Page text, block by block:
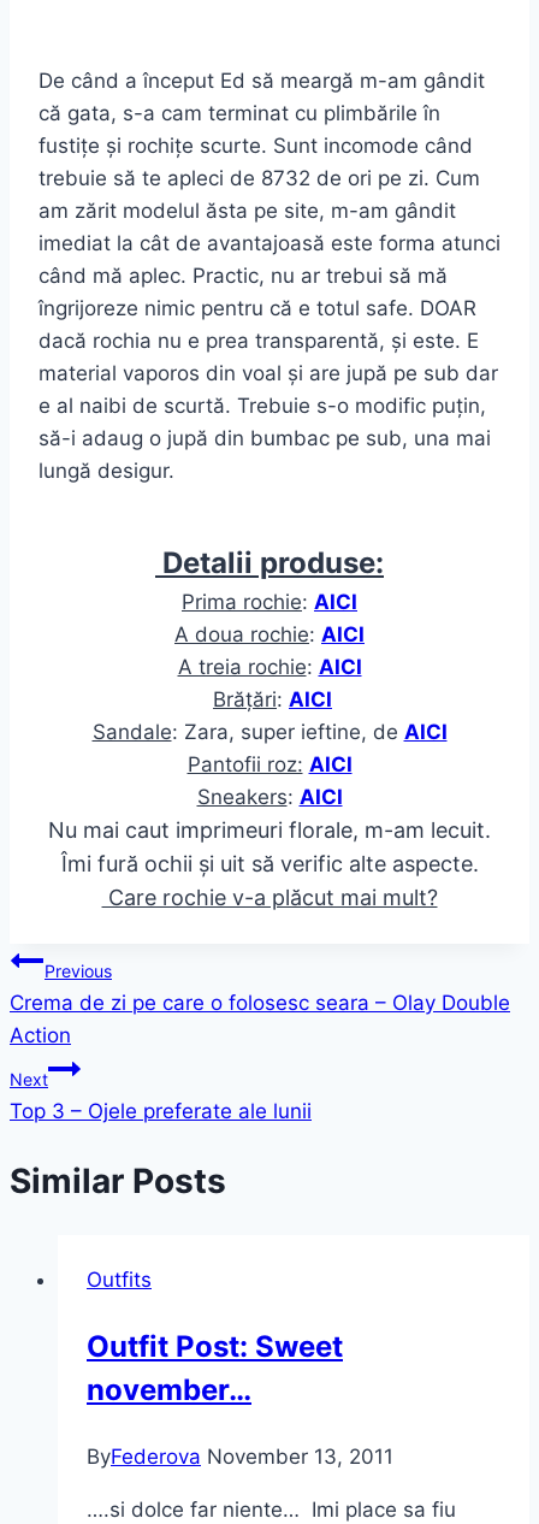
De când a început Ed să meargă m-am gândit
că gata, s-a cam terminat cu plimbările în
fustițe și rochițe scurte. Sunt incomode când
trebuie să te apleci de 8732 de ori pe zi. Cum
am zărit modelul ăsta pe site, m-am gândit
imediat la cât de avantajoasă este forma atunci
când mă aplec. Practic, nu ar trebui să mă
îngrijoreze nimic pentru că e totul safe. DOAR
dacă rochia nu e prea transparentă, și este. E
material vaporos din voal și are jupă pe sub dar
e al naibi de scurtă. Trebuie s-o modific puțin,
să-i adaug o jupă din bumbac pe sub, una mai
lungă desigur.
Detalii produse:
Prima rochie: AICI
A doua rochie: AICI
A treia rochie: AICI
Brățări: AICI
Sandale: Zara, super ieftine, de AICI
Pantofii roz: AICI
Sneakers: AICI
Nu mai caut imprimeuri florale, m-am lecuit.
Îmi fură ochii și uit să verific alte aspecte.
Care rochie v-a plăcut mai mult?
Post
navigation
Previous
Crema de zi pe care o folosesc seara – Olay Double
Action
Next
Top 3 – Ojele preferate ale lunii
Similar Posts
Outfits
Outfit Post: Sweet
november…
ByFederova November 13, 2011
….si dolce far niente… Imi place sa fiu